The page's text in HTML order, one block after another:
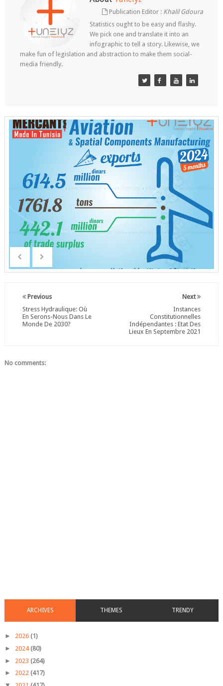
Publication Editor : Khalil Gdoura
Statistics ought to be easy and flashy.
We pick one and translate it into an
infographic to tell a story. Likewise, we
make fun of legislation and abstraction to make them social-
media friendly.
Next
Instances
Constitutionnelles
Indépendantes : Etat Des
Lieux En Septembre 2021
Previous
Stress Hydraulique: Où
En Serons-Nous Dans Le
Monde De 2030?
No comments:
ARCHIVES THEMES TRENDY
► 2026 (1)
► 2024 (80)
► 2023 (264)
► 2022 (417)